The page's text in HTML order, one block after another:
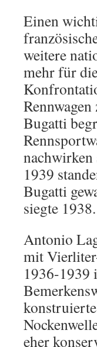
Einen
weitere
mehr für
Bugatti
nachwirken
1939
Bugatti
siegte 1938.
Antonio
mit
1936-1939
eher